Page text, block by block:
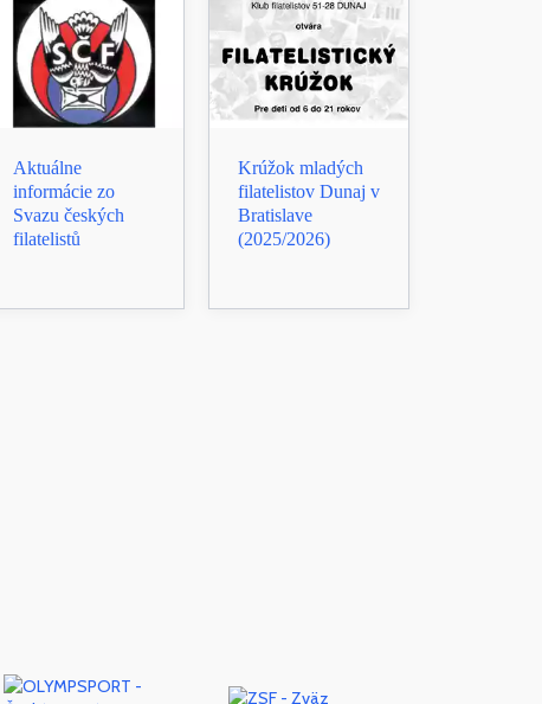
Aktuálne
informácie zo
Svazu českých
filatelistů
Krúžok mladých
filatelistov Dunaj v
Bratislave
(2025/2026)